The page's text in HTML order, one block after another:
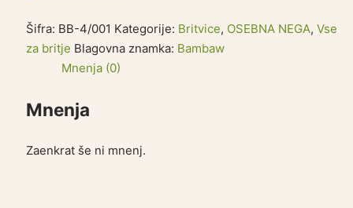
Šifra: BB-4/001 Kategorije: Britvice, OSEBNA NEGA,Vse
za britje Blagovna znamka: Bambaw
Mnenja (0)
Mnenja
Zaenkrat še ni mnenj.